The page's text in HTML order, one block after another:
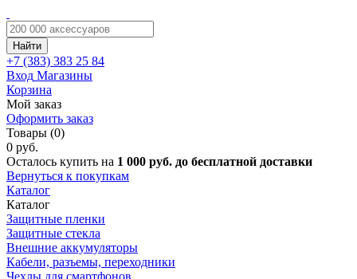
Найти
+7 (383) 383 25 84
Вход Магазины
Корзина
Мой заказ
Оформить заказ
Товары (0)
0 руб.
Осталось купить на 1 000 руб. до бесплатной доставки
Вернуться к покупкам
Каталог
Каталог
Защитные пленки
Защитные стекла
Внешние аккумуляторы
Кабели, разъемы, переходники
Чехлы для смартфонов